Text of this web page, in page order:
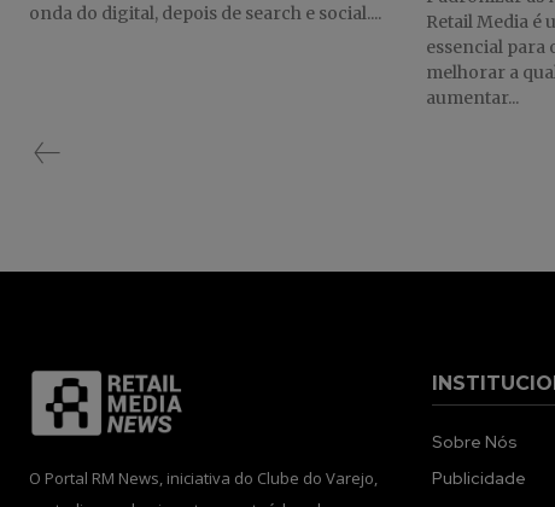
onda do digital, depois de search e social....
Retail Media é
essencial para
melhorar a
aumentar...
O Portal RM News, iniciativa do Clube do Varejo,
Sobre Nós
Publicidade